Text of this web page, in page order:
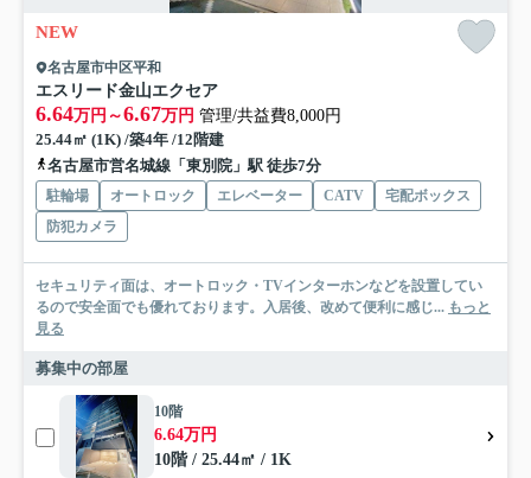
NEW
名古屋市中区平和
エスリード金山エクセア
6.64万円～6.67万円 管理/共益費8,000円
25.44㎡ (1K) /築4年 /12階建
名古屋市営名城線「東別院」駅 徒歩7分
駐輪場 オートロック エレベーター CATV
宅配ボックス
防犯カメラ
セキュリティ面は、オートロック・TVインターホンなどを設置してい
るので安全面でも優れております。入居後、改めて便利に感じ... もっと
見る
募集中の部屋
10階
6.64万円
10階 / 25.44㎡ / 1K